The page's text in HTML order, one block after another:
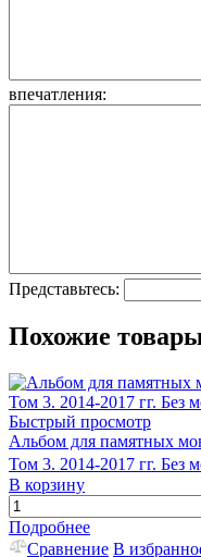
впечатления:
Представьтесь:
Похожие
Быстрый просмотр
Альбом для памятных
Том 3. 2014-2017 гг. Без
В корзину
Подробнее
Сравнение В